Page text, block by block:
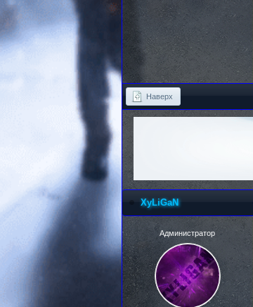
Наверх
XyLiGaN
Администратор